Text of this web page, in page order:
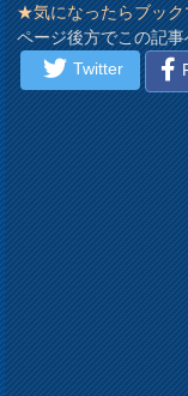
★気になったらブック
ページ後方でこの記
Twitter